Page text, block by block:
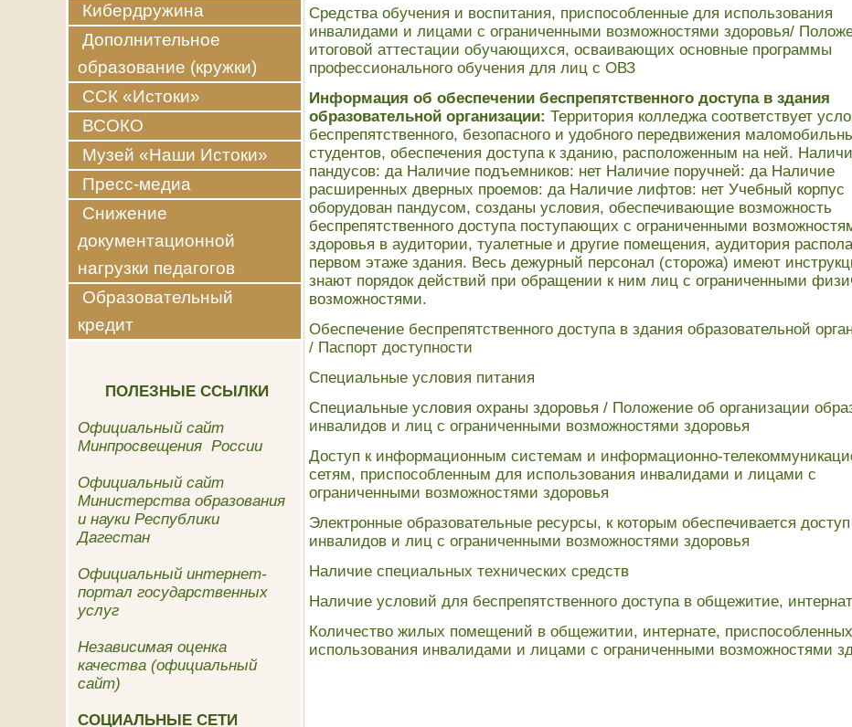
Кибердружина
Дополнительное
образование (кружки)
ССК «Истоки»
ВСОКО
Музей «Наши Истоки»
Пресс-медиа
Снижение
документационной
нагрузки педагогов
Образовательный
кредит
ПОЛЕЗНЫЕ ССЫЛКИ
Официальный сайт
Минпросвещения России
Официальный сайт
Министерства образования
и науки Республики
Дагестан
Официальный интернет-
портал государственных
услуг
Независимая оценка
качества (официальный
сайт)
СОЦИАЛЬНЫЕ СЕТИ
Средства обучения и воспитания, приспособленные для использования
инвалидами и лицами с ограниченными возможностями здоровья/
итоговой аттестации обучающихся, осваивающих основные программы
профессионального обучения для лиц с ОВЗ
Информация об обеспечении беспрепятственного доступа в здания
образовательной организации: Территория колледжа соответствует
беспрепятственного, безопасного и удобного передвижения
студентов, обеспечения доступа к зданию, расположенным на ней.
пандусов: да Наличие подъемников: нет Наличие поручней: да Наличие
расширенных дверных проемов: да Наличие лифтов: нет Учебный корпус
оборудован пандусом, созданы условия, обеспечивающие возможность
беспрепятственного доступа поступающих с ограниченными
здоровья в аудитории, туалетные и другие помещения, аудитория
первом этаже здания. Весь дежурный персонал (сторожа) имеют
знают порядок действий при обращении к ним лиц с ограниченными
возможностями.
Обеспечение беспрепятственного доступа в здания образовательной
/ Паспорт доступности
Специальные условия питания
Специальные условия охраны здоровья / Положение об организации
инвалидов и лиц с ограниченными возможностями здоровья
Доступ к информационным системам и информационно-
сетям, приспособленным для использования инвалидами и лицами с
ограниченными возможностями здоровья
Электронные образовательные ресурсы, к которым обеспечивается доступ
инвалидов и лиц с ограниченными возможностями здоровья
Наличие специальных технических средств
Наличие условий для беспрепятственного доступа в общежитие, интернат
Количество жилых помещений в общежитии, интернате,
использования инвалидами и лицами с ограниченными возможностями